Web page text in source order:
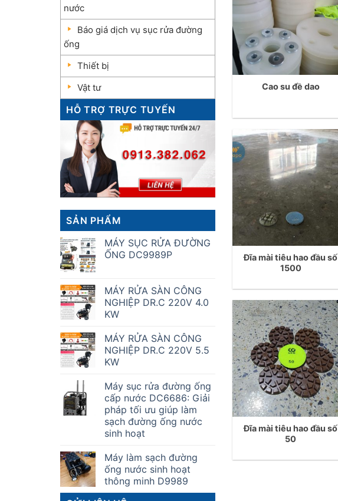
nước
Báo giá dịch vụ sục rửa đường
ống
Thiết bị
Vật tư
HỖ TRỢ TRỰC TUYẾN
SẢN PHẨM
MÁY SỤC RỬA ĐƯỜNG
ỐNG DC9989P
MÁY RỬA SÀN CÔNG
NGHIỆP DR.C 220V 4.0
KW
MÁY RỬA SÀN CÔNG
NGHIỆP DR.C 220V 5.5
KW
Máy sục rửa đường ống
cấp nước DC6686: Giải
pháp tối ưu giúp làm
sạch đường ống nước
sinh hoạt
Máy làm sạch đường
ống nước sinh hoạt
thông minh D9989
Cao su đề dao
Đĩa mài tiêu hao đầu số
1500
Đĩa mài tiêu hao đầu số
50